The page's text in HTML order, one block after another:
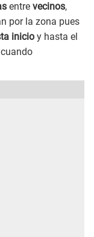
entre vecinos,
por la zona pues
inicio y hasta el